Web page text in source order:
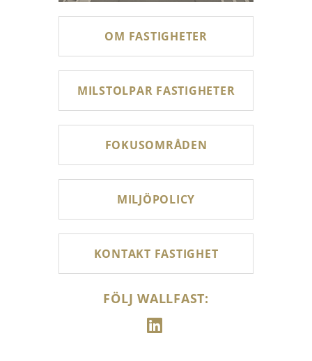
OM FASTIGHETER
MILSTOLPAR FASTIGHETER
FOKUSOMRÅDEN
MILJÖPOLICY
KONTAKT FASTIGHET
FÖLJ WALLFAST: